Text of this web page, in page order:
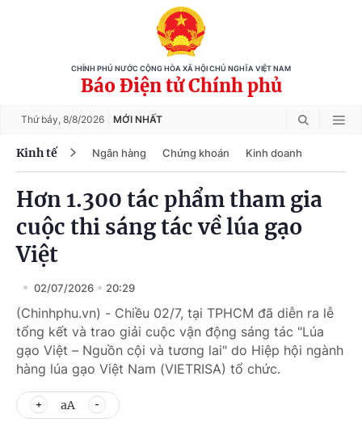
CHÍNH PHỦ NƯỚC CỘNG HÒA XÃ HỘI CHỦ NGHĨA VIỆT NAM
Báo Điện tử Chính phủ
Thứ bảy, 8/8/2026 MỚI NHẤT
Kinh tế Ngân hàng Chứng khoán Kinh doanh
Hơn 1.300 tác phẩm tham gia
cuộc thi sáng tác về lúa gạo
Việt
02/07/2026 20:29
(Chinhphu.vn) - Chiều 02/7, tại TPHCM đã diễn ra lễ
tổng kết và trao giải cuộc vận động sáng tác "Lúa
gạo Việt – Nguồn cội và tương lai" do Hiệp hội ngành
hàng lúa gạo Việt Nam (VIETRISA) tổ chức.
aA